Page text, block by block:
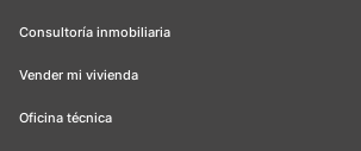
Consultoría inmobiliaria
Vender mi vivienda
Oficina técnica